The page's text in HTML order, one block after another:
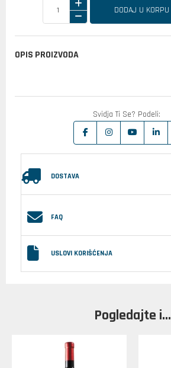
DODAJ U KORPU
OPIS PROIZVODA
Svidja Ti Se? Podeli:
DOSTAVA
FAQ
USLOVI KORIŠĆENJA
Pogledajte i...